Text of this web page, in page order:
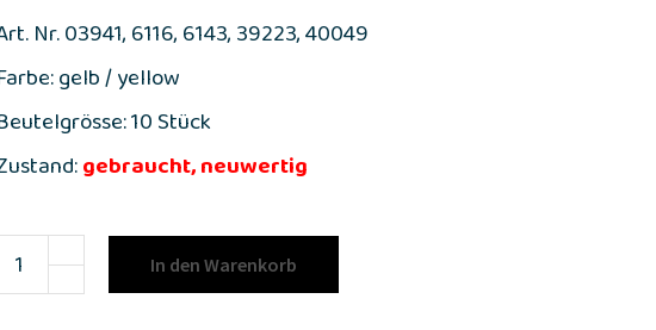
Nr. 03941, 6116, 6143, 39223, 40049
gelb / yellow
10 Stück
gebraucht, neuwertig
In den Warenkorb